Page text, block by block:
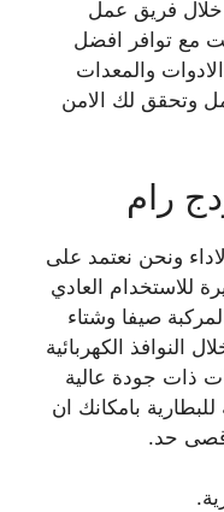
فريق عمل
مع توافر افضل
والمعدات
وتحقق لك الامن
رام
ونحن نعتمد على
للاستخدام العادي
صيفا وشتاء
النوافذ الكهربائية
ذات جودة عالية
بامكانك ان
حد.